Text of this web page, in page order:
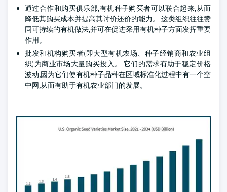
通过合作和购买俱乐部,有机种子购买者可以联合起来,从而
降低其购买成本并提高其讨价还价的能力。 这类组织往往赞
同可持续的有机做法,并可在促进采用有机种子方面发挥重要
作用。
批发和机构购买者(即大型有机农场、种子经销商和农业组
织)为商业市场大量购买投入。 它们的需求有助于稳定价格
波动,因为它们使有机种子品种在区域标准化过程中有一个空
中网,从而有助于有机农业部门的发展。